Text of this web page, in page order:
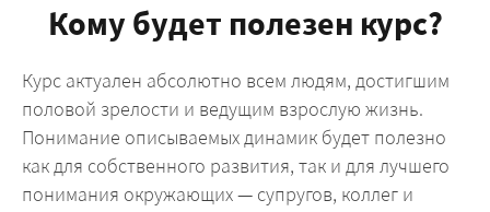
Кому будет полезен курс?
Курс актуален абсолютно всем людям, достигшим
половой зрелости и ведущим взрослую жизнь.
Понимание описываемых динамик будет полезно
как для собственного развития, так и для лучшего
понимания окружающих — супругов, коллег и